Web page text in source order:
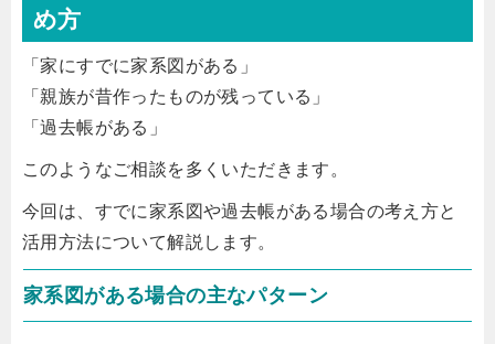
め方
「家にすでに家系図がある」
「親族が昔作ったものが残っている」
「過去帳がある」
このようなご相談を多くいただきます。
今回は、すでに家系図や過去帳がある場合の考え方と
活用方法について解説します。
家系図がある場合の主なパターン